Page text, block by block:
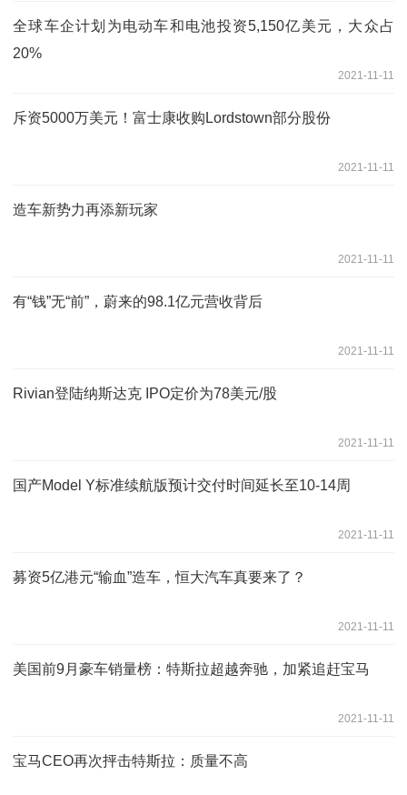
全球车企计划为电动车和电池投资5,150亿美元，大众占
20%
2021-11-11
斥资5000万美元！富士康收购Lordstown部分股份
2021-11-11
造车新势力再添新玩家
2021-11-11
有“钱”无“前”，蔚来的98.1亿元营收背后
2021-11-11
Rivian登陆纳斯达克 IPO定价为78美元/股
2021-11-11
国产Model Y标准续航版预计交付时间延长至10-14周
2021-11-11
募资5亿港元“输血”造车，恒大汽车真要来了？
2021-11-11
美国前9月豪车销量榜：特斯拉超越奔驰，加紧追赶宝马
2021-11-11
宝马CEO再次抨击特斯拉：质量不高